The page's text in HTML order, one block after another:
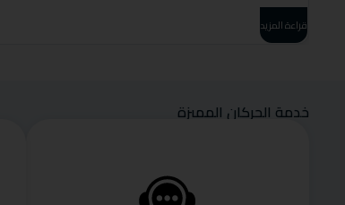
قراءة المزيد
خدمة الحركان المميزة